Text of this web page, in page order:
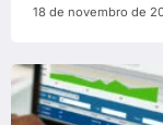
18 de novembro de